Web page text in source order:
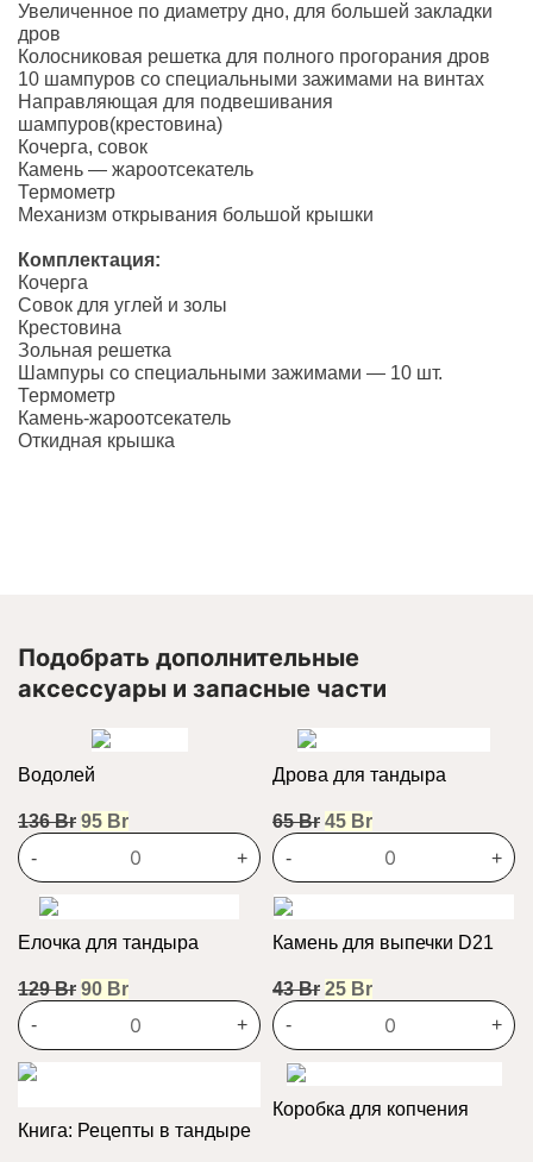
Увеличенное по диаметру дно, для большей закладки
дров
Колосниковая решетка для полного прогорания дров
10 шампуров со специальными зажимами на винтах
Направляющая для подвешивания
шампуров(крестовина)
Кочерга, совок
Камень — жароотсекатель
Термометр
Механизм открывания большой крышки
Комплектация:
Кочерга
Совок для углей и золы
Крестовина
Зольная решетка
Шампуры со специальными зажимами — 10 шт.
Термометр
Камень-жароотсекатель
Откидная крышка
Подобрать дополнительные
аксессуары и запасные части
Водолей
136Br Первоначальная
составляла
136 Br.
95 BrТекущая
95 Br.
- +
Дрова для тандыра
65Br Первоначальная
составляла
65 Br.
45 BrТекущая
45 Br.
- +
Елочка для тандыра
129Br Первоначальная
составляла
129 Br.
90 BrТекущая
90 Br.
- +
Камень для выпечки D21
43Br Первоначальная
составляла
43 Br.
25 BrТекущая
25 Br.
- +
Книга: Рецепты в тандыре
Коробка для копчения